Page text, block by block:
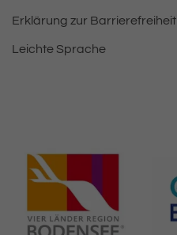
Erklärung zur Barrierefreiheit
Leichte Sprache